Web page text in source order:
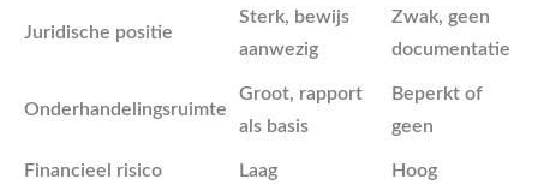
Juridische positie
Sterk, bewijs
aanwezig
Zwak, geen
documentatie
Onderhandelingsruimte
Groot, rapport
als basis
Beperkt of
geen
Financieel risico Laag
Hoog